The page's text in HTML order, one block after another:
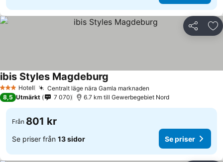
Dela
3 StjärnorHotell Centralt läge nära Gamla marknaden
ibis Styles Magdeburg
8,5 Utmärkt 7 070 6.7 km till Gewerbegebiet Nord
Från 801 kr
Se priser från 13 sidor Se priser